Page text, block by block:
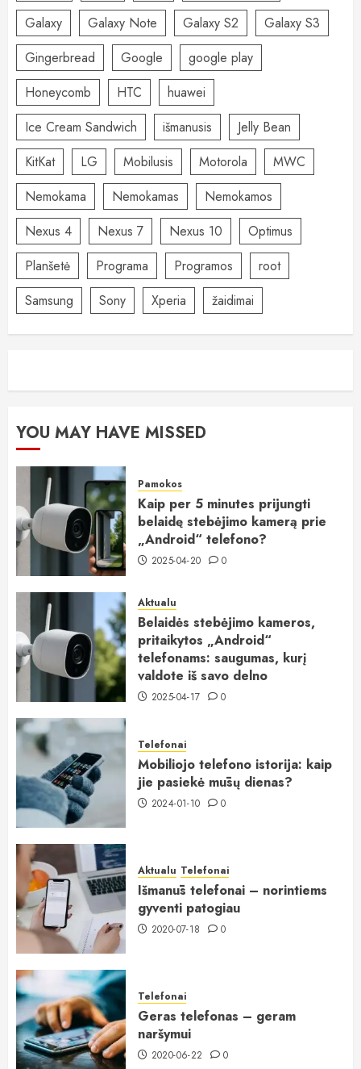
Galaxy
Galaxy Note Galaxy S2
Galaxy S3
Gingerbread
Google
google play
Honeycomb
HTC
huawei
Ice Cream Sandwich
išmanusis
Jelly Bean
KitKat
LG Mobilusis Motorola
MWC
Nemokama
Nemokamas
Nemokamos
Nexus 4
Nexus 7 Nexus 10
Optimus
Planšetė
Programa Programos
root
Samsung
Sony Xperia žaidimai
YOU MAY HAVE MISSED
Pamokos
Kaip per 5 minutes prijungti
belaidę stebėjimo kamerą prie
„Android“ telefono?
2025-04-20 0
Aktualu
Belaidės stebėjimo kameros,
pritaikytos „Android“
telefonams: saugumas, kurį
valdote iš savo delno
2025-04-17 0
Telefonai
Mobiliojo telefono istorija: kaip
jie pasiekė mūsų dienas?
2024-01-10 0
Aktualu Telefonai
Išmanūs telefonai – norintiems
gyventi patogiau
2020-07-18 0
Telefonai
Geras telefonas – geram
naršymui
2020-06-22 0